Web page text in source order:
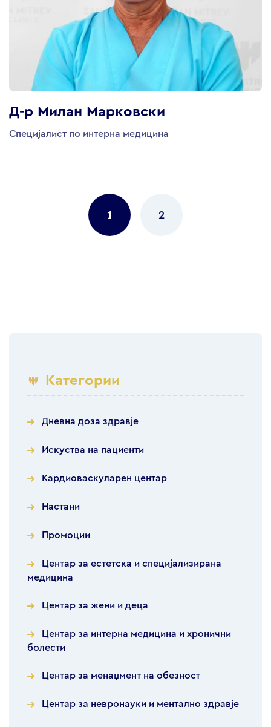
Д-р Милан Марковски
Специјалист по интерна медицина
navigation
1 2
Категории
Дневна доза здравје
Искуства на пациенти
Кардиоваскуларен центар
Настани
Промоции
Центар за естетска и специјализирана
медицина
Центар за жени и деца
Центар за интерна медицина и хронични
болести
Центар за менаџмент на обезност
Центар за невронауки и ментално здравје